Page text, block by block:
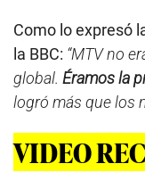
Como lo expresó
la BBC: “MTV no
global. Éramos la
logró más que los
VIDEO